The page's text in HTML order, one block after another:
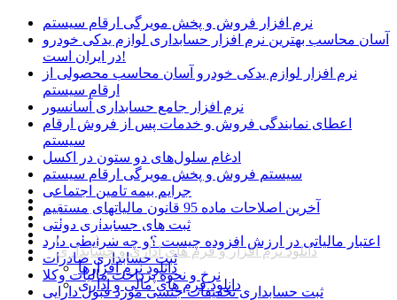
همه
بخشنامه ها
نرم افزار ارقام سیستم
دانلود نرم افزار و فرم های اداری و حسابداری
دانلود نرم افزارها
دانلود فرم های مالی و اداری
نرم افزار فروش و پخش مویرگی ارقام سیستم
آسان محاسب بهترین نرم افزار حسابداری لوازم یدکی خودرو
در ایران است!
نرم افزار لوازم یدکی خودرو آسان محاسب محصولی از
ارقام سیستم
نرم افزار جامع حسابداری آسانسور
اعطای نمایندگی فروش و خدمات پس از فروش ارقام
سیستم
ادغام سلول‌های دو ستون در اکسل
سیستم فروش و پخش مویرگی ارقام سیستم
جرایم بیمه تامین اجتماعی
آخرین اصلاحات ماده 95 قانون مالیاتهای مستقیم
ثبت های حسابداری دولتی
اعتبار مالیاتی در ارزش افزوده چیست ؟و چه شرایطی دارد
ثبت حسابداری صادرات
نرخ و نحوه پرداخت مالیات وکلا
ثبت حسابداری تخفیفات جنسی مورد قبول دارایی